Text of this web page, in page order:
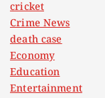
cricket
Crime News
death case
Economy
Education
Entertainment